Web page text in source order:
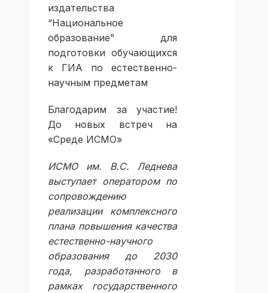
издательства
“Национальное
образование” для
подготовки обучающихся
к ГИА по естественно-
научным предметам
Благодарим за участие!
До новых встреч на
«Среде ИСМО»
ИСМО им. В.С. Леднева
выступает оператором по
сопровождению
реализации комплексного
плана повышения качества
естественно-научного
образования до 2030
года, разработанного в
рамках государственного